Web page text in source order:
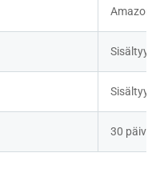
Amazon
Sisältyy
Sisältyy
30